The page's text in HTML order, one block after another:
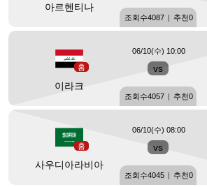
아르헨티나
조회수4087 | 추천0
홈
이라크
vs
06/10(수) 10:00
조회수4057 | 추천0
홈
사우디아라비아
vs
06/10(수) 08:00
조회수4045 | 추천0